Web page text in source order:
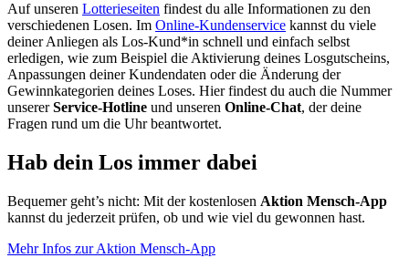
Auf unseren Lotterieseiten findest du alle Informationen zu den
verschiedenen Losen. Im Online-Kundenservice kannst du viele
deiner Anliegen als Los-Kund*in schnell und einfach selbst
erledigen, wie zum Beispiel die Aktivierung deines Losgutscheins,
Anpassungen deiner Kundendaten oder die Änderung der
Gewinnkategorien deines Loses. Hier findest du auch die Nummer
unsererService-Hotline und unseren Online-Chat, der deine
Fragen rund um die Uhr beantwortet.
Hab dein Los immer dabei
Bequemer geht’s nicht: Mit der kostenlosen Aktion Mensch-App
kannst du jederzeit prüfen, ob und wie viel du gewonnen hast.
Mehr Infos zur Aktion Mensch-App